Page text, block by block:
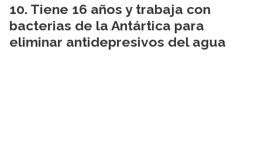
Tiene 16 años y trabaja con
bacterias de la Antártica para
eliminar antidepresivos del agua